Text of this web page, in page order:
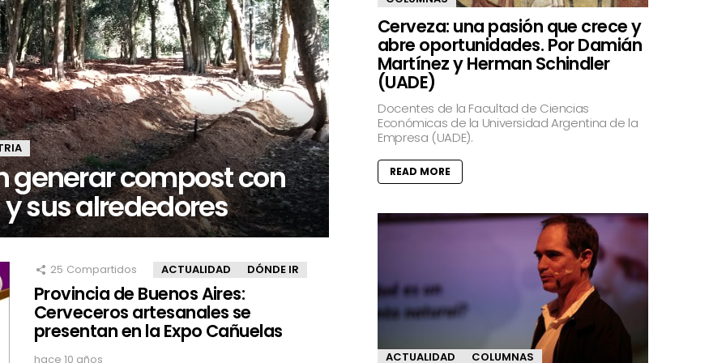
generar compost con
sus alrededores
25 Compartidos ACTUALIDAD DÓNDE IR
Provincia de Buenos Aires:
Cerveceros artesanales se
presentan en la Expo Cañuelas
hace 10 años
Cerveza: una pasión que crece y
abre oportunidades. Por Damián
Martínez y Herman Schindler
(UADE)
Docentes de la Facultad de Ciencias
Económicas de la Universidad Argentina de la
Empresa (UADE).
READ MORE
ACTUALIDAD COLUMNAS